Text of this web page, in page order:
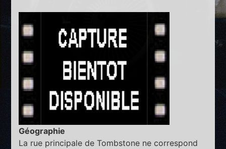
Géographie
La rue principale de Tombstone ne correspond